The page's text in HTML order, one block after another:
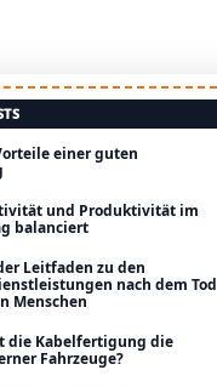
einer guten
und Produktivität im
balanciert
Leitfaden zu den
nach dem Tod
Menschen
die Kabelfertigung die
Fahrzeuge?